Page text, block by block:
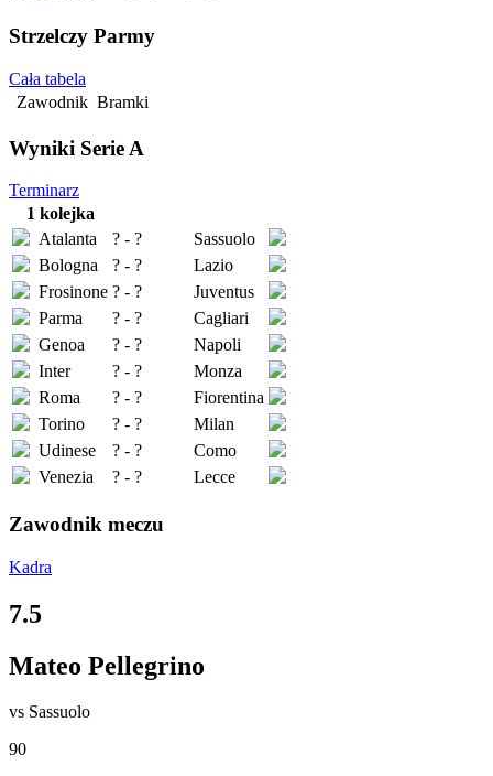
Strzelczy Parmy
Cała tabela
Zawodnik Bramki
Wyniki Serie A
Terminarz
1 kolejka
Atalanta
? - ?
Sassuolo
Bologna
? - ?
Lazio
Frosinone ? - ?
Juventus
Parma
? - ?
Cagliari
Genoa
? - ?
Napoli
Inter
? - ?
Monza
Roma
? - ?
Fiorentina
Torino
? - ?
Milan
Udinese
? - ?
Como
Venezia
? - ? Lecce
Zawodnik meczu
Kadra
7.5
Mateo Pellegrino
vs Sassuolo
90